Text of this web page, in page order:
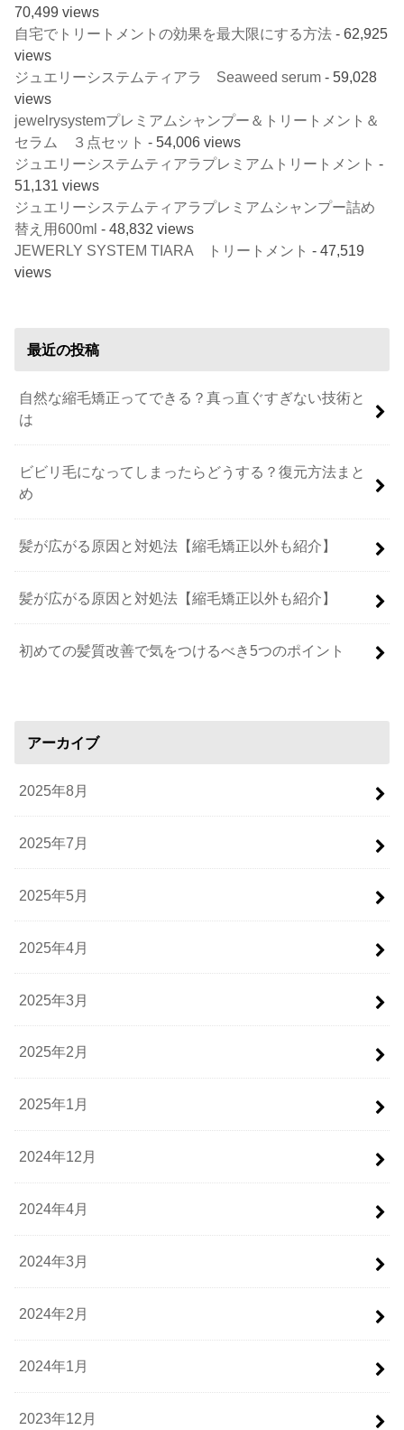
70,499 views
自宅でトリートメントの効果を最大限にする方法 - 62,925
views
ジュエリーシステムティアラ Seaweed serum - 59,028
views
jewelrysystemプレミアムシャンプー＆トリートメント＆
セラム ３点セット - 54,006 views
ジュエリーシステムティアラプレミアムトリートメント -
51,131 views
ジュエリーシステムティアラプレミアムシャンプー詰め
替え用600ml - 48,832 views
JEWERLY SYSTEM TIARA トリートメント - 47,519
views
最近の投稿
自然な縮毛矯正ってできる？真っ直ぐすぎない技術と
は
ビビリ毛になってしまったらどうする？復元方法まと
め
髪が広がる原因と対処法【縮毛矯正以外も紹介】
髪が広がる原因と対処法【縮毛矯正以外も紹介】
初めての髪質改善で気をつけるべき5つのポイント
アーカイブ
2025年8月
2025年7月
2025年5月
2025年4月
2025年3月
2025年2月
2025年1月
2024年12月
2024年4月
2024年3月
2024年2月
2024年1月
2023年12月